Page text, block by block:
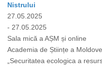
Nistrului
27.05.2025
- 27.05.2025
Sala mică a AȘM și online
Academia de Științe a
„Securitatea ecologica a